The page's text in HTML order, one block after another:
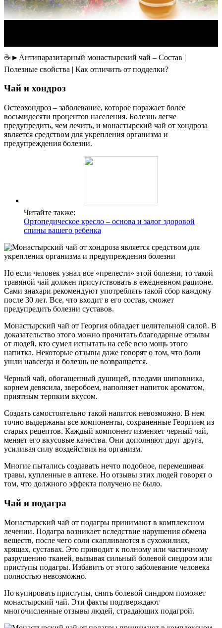
☕►Антипаразитарный монастырский чай – Состав |
Полезные свойства | Как отличить от подделки?
Чай и хондроз
Остеохондроз – заболевание, которое поражает более
восьмидесяти процентов населения. Болезнь легче
предупредить, чем лечить, и монастырский чай от хондроза
является средством для укрепления организма и
предупреждения болезни.
Читайте также:
Ортопедическое кресло – основа и залог здоровой
спины вашего ребенка
Но если человек узнал все «прелести» этой болезни, то такой
травяной чай должен присутствовать в ежедневном рационе.
Сами знахари рекомендуют употреблять такой сбор каждому
после 30 лет. Все, что входит в его состав, сможет
предупредить болезни суставов.
Монастырский чай от Георгия обладает целительной силой. В
доказательство этого можно прочитать благодарные отзывы
от людей, кто сумел испытать на себе всю мощь этого
напитка. Некоторые отзывы даже говорят о том, что боли
ушли навсегда и болезнь не возвращается.
Черный чай, обогащенный душицей, плодами шиповника,
корнем девясила, зверобоем, наполняет напиток ароматом,
приятным терпким вкусом.
Создать самостоятельно такой напиток невозможно. В нем
точно выдержаны все компоненты, сохраненные Георгием из
старых рецептов. Каждый компонент изменяет черный чай,
меняет его вкусовые качества. Они дополняют друг друга,
усиливая силу воздействия на организм.
Многие пытались создавать нечто подобное, перемешивая
травы, купленные в аптеке. Но отзывы этих людей говорят о
том, что должного эффекта получено не было.
Чай и подагра
Монастырский чай от подагры принимают в комплексном
лечении. Подагра возникает вследствие нарушения обмена
веществ, после чего соли скапливаются в сухожилиях,
хрящах, суставах. Это приводит к полному или частичному
разрушению тканей, вызывая сильный болевой синдром или
приступы подагры. Избавить от этого заболевание человека
полностью невозможно.
Но купировать приступы, снять болевой синдром поможет
монастырский чай. Эти факты подтверждают
многочисленные отзывы людей, страдающих подагрой.